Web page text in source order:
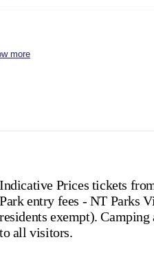
more
Indicative Prices tickets
Park entry fees - NT Parks
residents exempt). Camping and extended walk fees apply
to all visitors.